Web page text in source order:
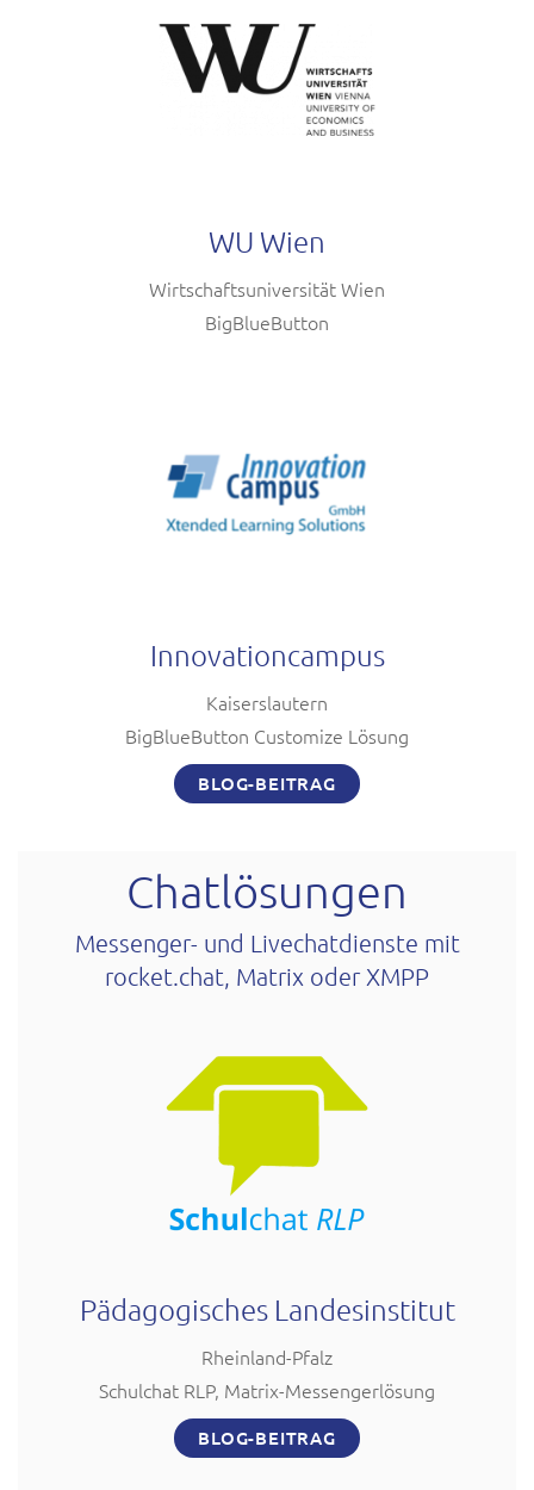
WU Wien
Wirtschaftsuniversität Wien
BigBlueButton
Innovationcampus
Kaiserslautern
BigBlueButton Customize Lösung
BLOG-BEITRAG
Chatlösungen
Messenger- und Livechatdienste mit
rocket.chat, Matrix oder XMPP
Pädagogisches Landesinstitut
Rheinland-Pfalz
Schulchat RLP, Matrix-Messengerlösung
BLOG-BEITRAG